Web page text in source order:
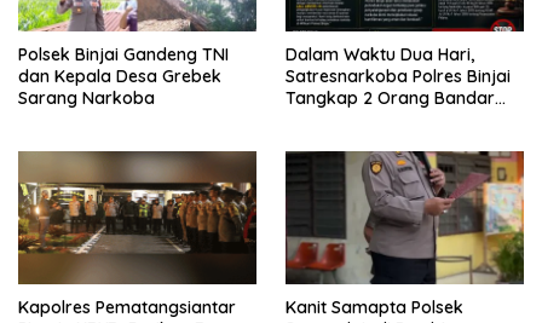
Polsek Binjai Gandeng TNI
dan Kepala Desa Grebek
Sarang Narkoba
Dalam Waktu Dua Hari,
Satresnarkoba Polres Binjai
Tangkap 2 Orang Bandar
Kapolres Pematangsiantar
Kanit Samapta Polsek